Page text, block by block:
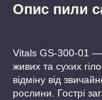
Опис пили
Vitals GS-300-01 —
живих та сухих
відміну від
рослини. Гострі